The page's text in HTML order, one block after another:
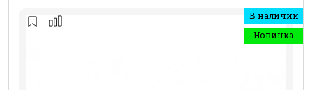
В наличии
Новинка